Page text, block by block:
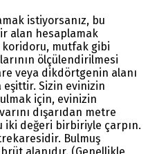
istiyorsanız, bu
alan hesaplamak
koridoru, mutfak gibi
ölçülendirilmesi
veya dikdörtgenin alanı
eşittir. Sizin evinizin
için, evinizin
dışarıdan metre
iki değeri birbiriyle çarpın.
Bulmuş